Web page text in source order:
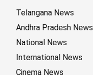
Telangana News
Andhra Pradesh News
National News
International News
Cinema News